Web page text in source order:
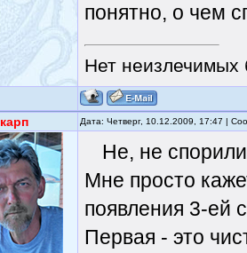
понятно, о чем
Нет неизлечимых
карп Дата: Четверг, 10.12.2009, 17:47 |
Не, не
Мне просто
появления 3-ей
Первая - это